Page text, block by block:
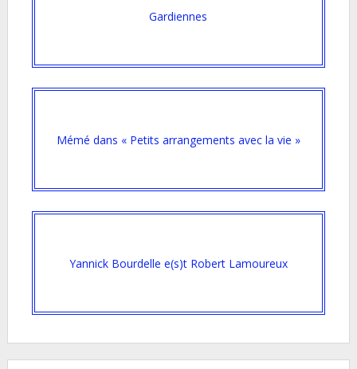
Gardiennes
Mémé dans « Petits arrangements avec la vie »
Yannick Bourdelle e(s)t Robert Lamoureux